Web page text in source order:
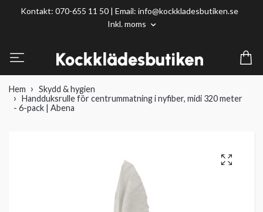
Kontakt: 070-655 11 50 | Email: info@kockkladesbutiken.se
Inkl. moms
Hem
Skydd & hygien
Handduksrulle för centrummatning i nyfiber, midi 320 meter
- 6-pack | Abena